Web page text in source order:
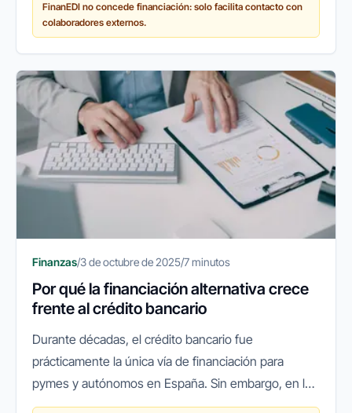
les permitan mantener su...
FinanEDI no concede financiación: solo facilita contacto con
colaboradores externos.
Finanzas/3 de octubre de 2025/7 minutos
Por qué la financiación alternativa crece
frente al crédito bancario
Durante décadas, el crédito bancario fue
prácticamente la única vía de financiación para
pymes y autónomos en España. Sin embargo, en los
últimos años ha surgido un cambio de paradigma: